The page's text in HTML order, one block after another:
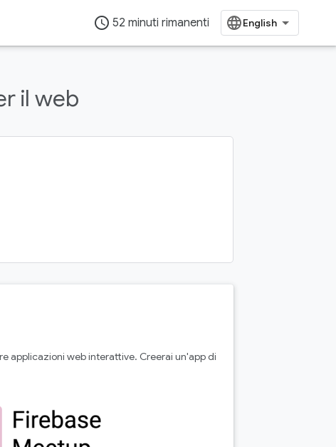
access_time 52 minuti rimanenti
il web
applicazioni web interattive. Creerai un'app di